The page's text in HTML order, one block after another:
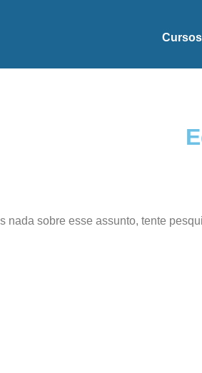
Cursos
nada sobre esse assunto, tente